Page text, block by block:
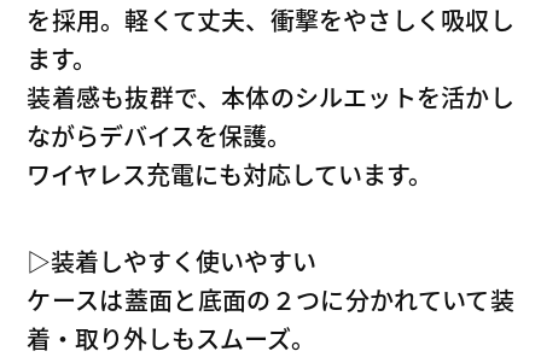
を採用。軽くて丈夫、衝撃をやさしく吸収し
ます。
装着感も抜群で、本体のシルエットを活かし
ながらデバイスを保護。
ワイヤレス充電にも対応しています。
▷装着しやすく使いやすい
ケースは蓋面と底面の２つに分かれていて装
着・取り外しもスムーズ。